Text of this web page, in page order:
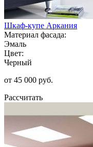
Шкаф-купе Аркания
Материал фасада:
Эмаль
Цвет:
Черный
от 45 000 руб.
Рассчитать